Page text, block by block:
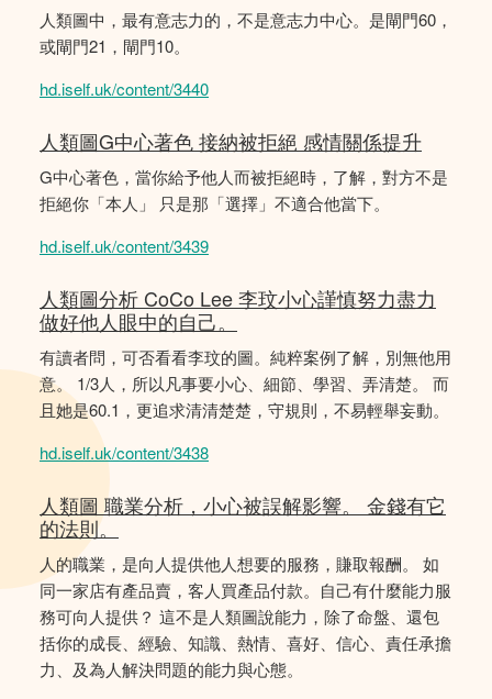
人類圖中，最有意志力的，不是意志力中心。是閘門60，
或閘門21，閘門10。
hd.iself.uk/content/3440
人類圖G中心著色 接納被拒絕 感情關係提升
G中心著色，當你給予他人而被拒絕時，了解，對方不是
拒絕你「本人」 只是那「選擇」不適合他當下。
hd.iself.uk/content/3439
人類圖分析 CoCo Lee 李玟小心謹慎努力盡力
做好他人眼中的自己。
有讀者問，可否看看李玟的圖。純粹案例了解，別無他用
意。 1/3人，所以凡事要小心、細節、學習、弄清楚。 而
且她是60.1，更追求清清楚楚，守規則，不易輕舉妄動。
hd.iself.uk/content/3438
人類圖 職業分析，小心被誤解影響。 金錢有它
的法則。
人的職業，是向人提供他人想要的服務，賺取報酬。 如
同一家店有產品賣，客人買產品付款。自己有什麼能力服
務可向人提供？ 這不是人類圖說能力，除了命盤、還包
括你的成長、經驗、知識、熱情、喜好、信心、責任承擔
力、及為人解決問題的能力與心態。